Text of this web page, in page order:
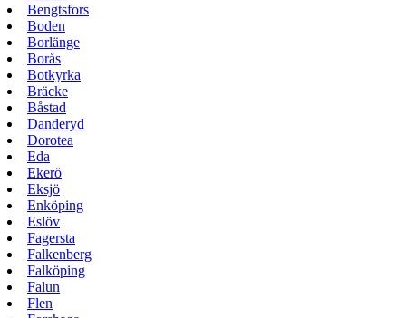
Bengtsfors
Boden
Borlänge
Borås
Botkyrka
Bräcke
Båstad
Danderyd
Dorotea
Eda
Ekerö
Eksjö
Enköping
Eslöv
Fagersta
Falkenberg
Falköping
Falun
Flen